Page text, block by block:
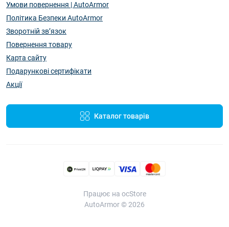
Умови повернення | AutoArmor
Політика Безпеки AutoArmor
Зворотній зв’язок
Повернення товару
Карта сайту
Подарункові сертифікати
Акції
Каталог товарів
Працює на ocStore
AutoArmor © 2026